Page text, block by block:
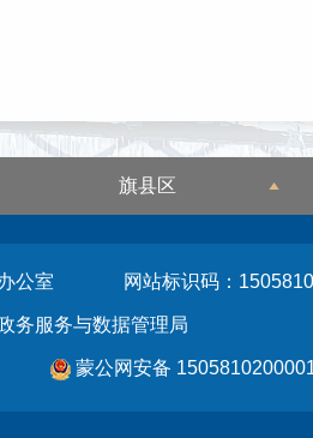
旗县区
公室 网站标识码：
务服务与数据管理局
蒙公网安备